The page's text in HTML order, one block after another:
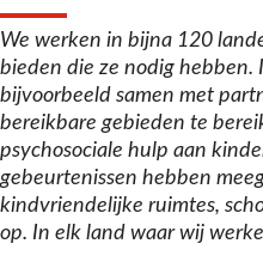
We werken in bijna 120
bieden die ze nodig hebben.
bijvoorbeeld samen met
bereikbare gebieden te
psychosociale hulp aan
gebeurtenissen hebben
kindvriendelijke ruimtes,
op. In elk land waar wij